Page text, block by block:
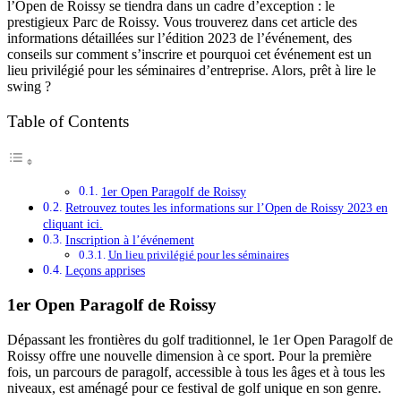
l’Open de Roissy se tiendra dans un cadre d’exception : le
prestigieux Parc de Roissy. Vous trouverez dans cet article des
informations détaillées sur l’édition 2023 de l’événement, des
conseils sur comment s’inscrire et pourquoi cet événement est un
lieu privilégié pour les séminaires d’entreprise. Alors, prêt à lire le
swing ?
Table of Contents
1er Open Paragolf de Roissy
Retrouvez toutes les informations sur l’Open de Roissy 2023 en
cliquant ici.
Inscription à l’événement
Un lieu privilégié pour les séminaires
Leçons apprises
1er Open Paragolf de Roissy
Dépassant les frontières du golf traditionnel, le 1er Open Paragolf de
Roissy offre une nouvelle dimension à ce sport. Pour la première
fois, un parcours de paragolf, accessible à tous les âges et à tous les
niveaux, est aménagé pour ce festival de golf unique en son genre.